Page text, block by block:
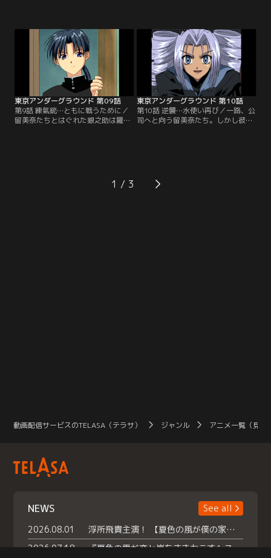
ち受けていた。留美奈たちの目の前
に立ちふさがる異形の怪物。留美奈
はこの怪物と戦い、遂に地下世界へ
の扉を開ける。そこには、知られて
いなかった地下に住む人々の生活が
あった…。【提供：バンダイチャン
力』であることを見抜くと形勢は逆
転、一気に羅を追い詰める。だが、
羅たちが村人を人質にとったことで
チェルシーは再びピンチに立たされ
る。留美奈も駆けつけるが人質がと
られていて手が出せない。【提供：
バンダイチャンネル】
東京アンダーグラウンド 第09話
第9話 練氣銃…ともに戦うために／
留美奈たちとはぐれた銀之助は羅の
は、みんなの足手まといになるまい
と、翠に練氣銃の作り方を教わろう
東京アンダーグラウンド 第10話
第10話 逆襲…水使い再び／一路、公
司へと向う留美奈たち。しかし彼ら
能力者が激突する。本気で襲い掛か
かるテイルに追い詰められる留美
1
動画配信サービスのTELASA（テラサ） ジャンル アニメ一覧（見放
NEWS
See all
2026.08.01
浮所飛貴主演！ 【夏色の風が僕の家にやってきた】 本日よりテラサで独占配信スタート！
2026.07.18
『夏色の雲が恋と嵐をまきおこす』スペシャルメイキング 【Part1】2026年７月18日（土）23時30分～配信スタート！話題のシーンの裏側を大公開！豪華キャスト大集合！ 『武宮家 真夏の家族会議』開催！